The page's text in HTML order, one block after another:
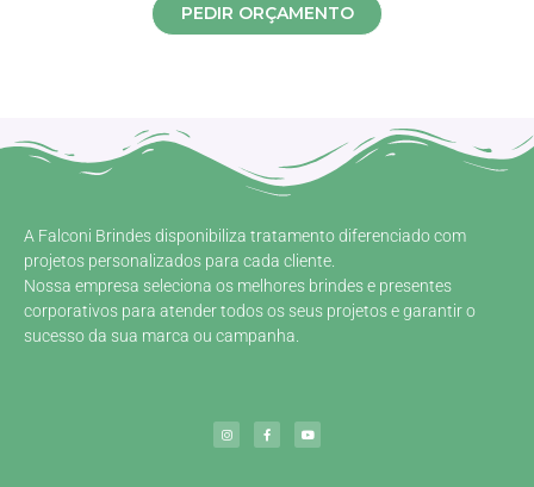
PEDIR ORÇAMENTO
A Falconi Brindes disponibiliza tratamento diferenciado com
projetos personalizados para cada cliente.
Nossa empresa seleciona os melhores brindes e presentes
corporativos para atender todos os seus projetos e garantir o
sucesso da sua marca ou campanha.